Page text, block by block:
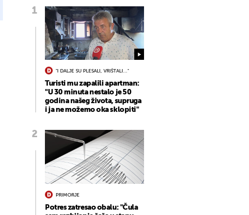
"I DALJE SU PLESALI, VRIŠTALI..."
Turisti mu zapalili apartman:
"U 30 minuta nestalo je 50
godina našeg života, supruga
i ja ne možemo oka sklopiti"
PRIMORJE
Potres zatresao obalu: "Čula